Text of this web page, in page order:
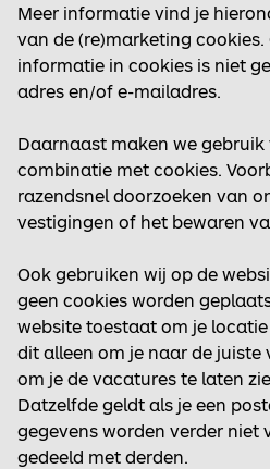
Meer informatie vind je
van de (re)marketing
informatie in cookies is niet
adres en/of e-mailadres.
Daarnaast maken we
combinatie met cookies.
razendsnel doorzoeken van
vestigingen of het bewaren
Ook gebruiken wij op de
geen cookies worden
website toestaat om je
dit alleen om je naar de
om je de vacatures te laten
Datzelfde geldt als je een
gegevens worden verder niet
gedeeld met derden.